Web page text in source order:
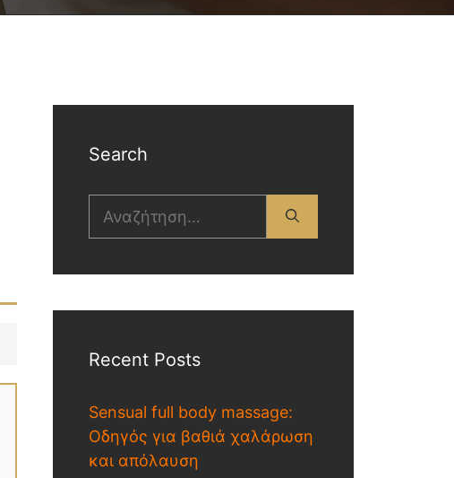
Search
Recent Posts
Sensual full body massage:
Οδηγός για βαθιά χαλάρωση
και απόλαυση